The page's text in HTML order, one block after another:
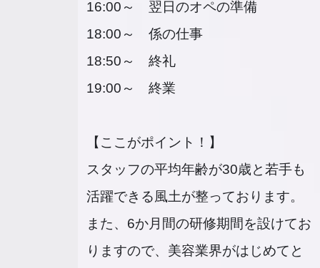
16:00～ 翌日のオペの準備
18:00～ 係の仕事
18:50～ 終礼
19:00～ 終業
【ここがポイント！】
スタッフの平均年齢が30歳と若手も
活躍できる風土が整っております。
また、6か月間の研修期間を設けてお
りますので、美容業界がはじめてと